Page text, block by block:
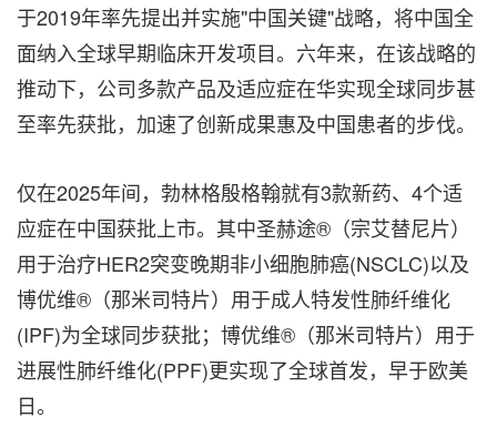
于2019年率先提出并实施"中国关键"战略，将中国全
面纳入全球早期临床开发项目。六年来，在该战略的
推动下，公司多款产品及适应症在华实现全球同步甚
至率先获批，加速了创新成果惠及中国患者的步伐。
仅在2025年间，勃林格殷格翰就有3款新药、4个适
应症在中国获批上市。其中圣赫途®（宗艾替尼片）
用于治疗HER2突变晚期非小细胞肺癌(NSCLC)以及
博优维®（那米司特片）用于成人特发性肺纤维化
(IPF)为全球同步获批；博优维®（那米司特片）用于
进展性肺纤维化(PPF)更实现了全球首发，早于欧美
日。